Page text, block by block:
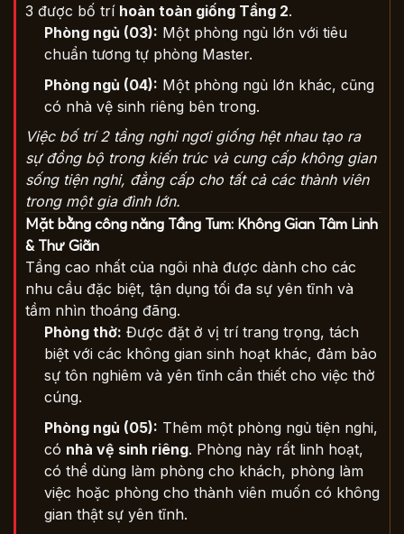
3 được bố trí hoàn toàn giống Tầng 2.
Phòng ngủ (03): Một phòng ngủ lớn với tiêu
chuẩn tương tự phòng Master.
Phòng ngủ (04): Một phòng ngủ lớn khác, cũng
có nhà vệ sinh riêng bên trong.
Việc bố trí 2 tầng nghỉ ngơi giống hệt nhau tạo ra
sự đồng bộ trong kiến trúc và cung cấp không gian
sống tiện nghi, đẳng cấp cho tất cả các thành viên
trong một gia đình lớn.
Mặt bằng công năng Tầng Tum: Không Gian Tâm Linh
& Thư Giãn
Tầng cao nhất của ngôi nhà được dành cho các
nhu cầu đặc biệt, tận dụng tối đa sự yên tĩnh và
tầm nhìn thoáng đãng.
Phòng thờ: Được đặt ở vị trí trang trọng, tách
biệt với các không gian sinh hoạt khác, đảm bảo
sự tôn nghiêm và yên tĩnh cần thiết cho việc thờ
cúng.
Phòng ngủ (05): Thêm một phòng ngủ tiện nghi,
có nhà vệ sinh riêng. Phòng này rất linh hoạt,
có thể dùng làm phòng cho khách, phòng làm
việc hoặc phòng cho thành viên muốn có không
gian thật sự yên tĩnh.